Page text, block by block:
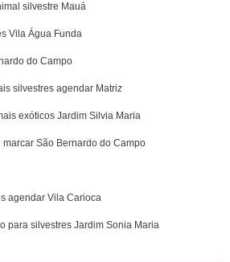
silvestre Mauá
Vila Água Funda
do Campo
silvestres agendar Matriz
exóticos Jardim Silvia Maria
São Bernardo do Campo
agendar Vila Carioca
para silvestres Jardim Sonia Maria